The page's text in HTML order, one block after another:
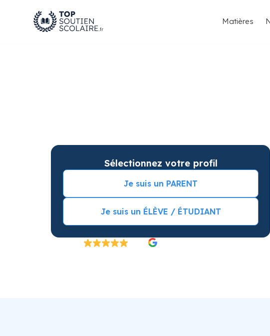
Matières
Sélectionnez votre profil
Je suis un PARENT
Je suis un ÉLÈVE / ÉTUDIANT